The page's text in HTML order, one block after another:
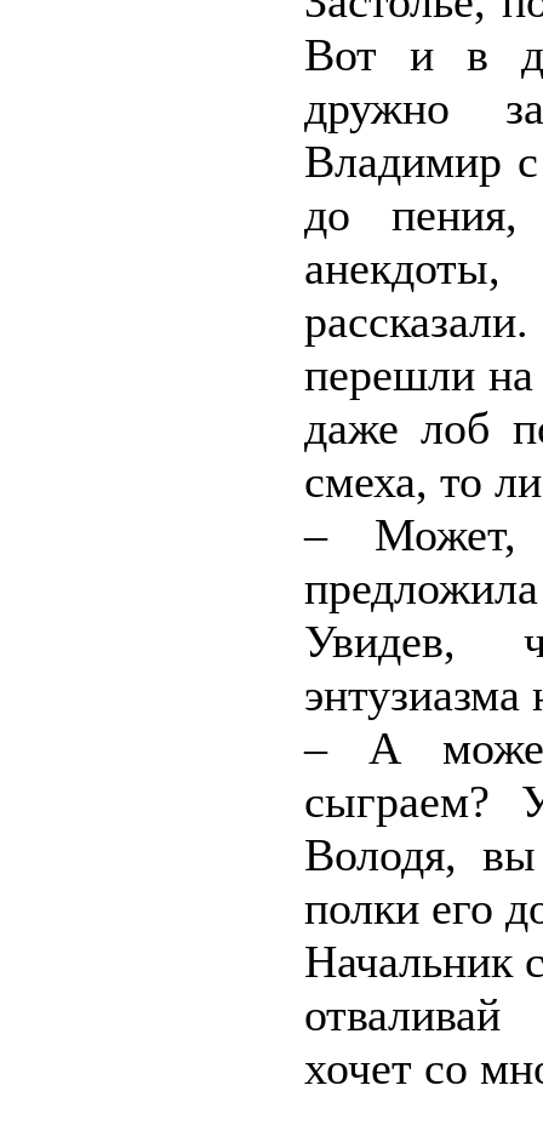
Вот и в
дружно
Владимир
до
перешли на
даже лоб
смеха, то
– Может,
Увидев,
– А
сыграем?
Володя,
полки его
Начальник
хочет со